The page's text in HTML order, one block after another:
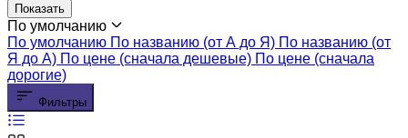
Показать
По умолчанию
По умолчанию По названию (от А до Я) По названию (от
Я до А) По цене (сначала дешевые) По цене (сначала
дорогие)
Фильтры